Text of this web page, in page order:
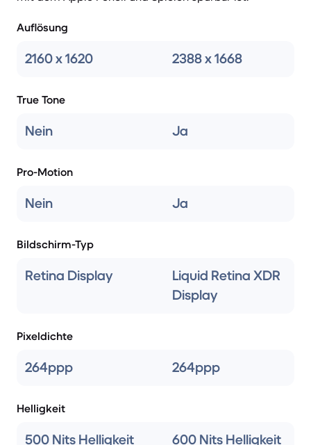
Auflösung
2160 x 1620 2388 x 1668
True Tone
Nein Ja
Pro-Motion
Nein Ja
Bildschirm-Typ
Retina Display
Liquid Retina XDR
Display
Pixeldichte
264ppp 264ppp
Helligkeit
500 Nits Helligkeit 600 Nits Helligkeit